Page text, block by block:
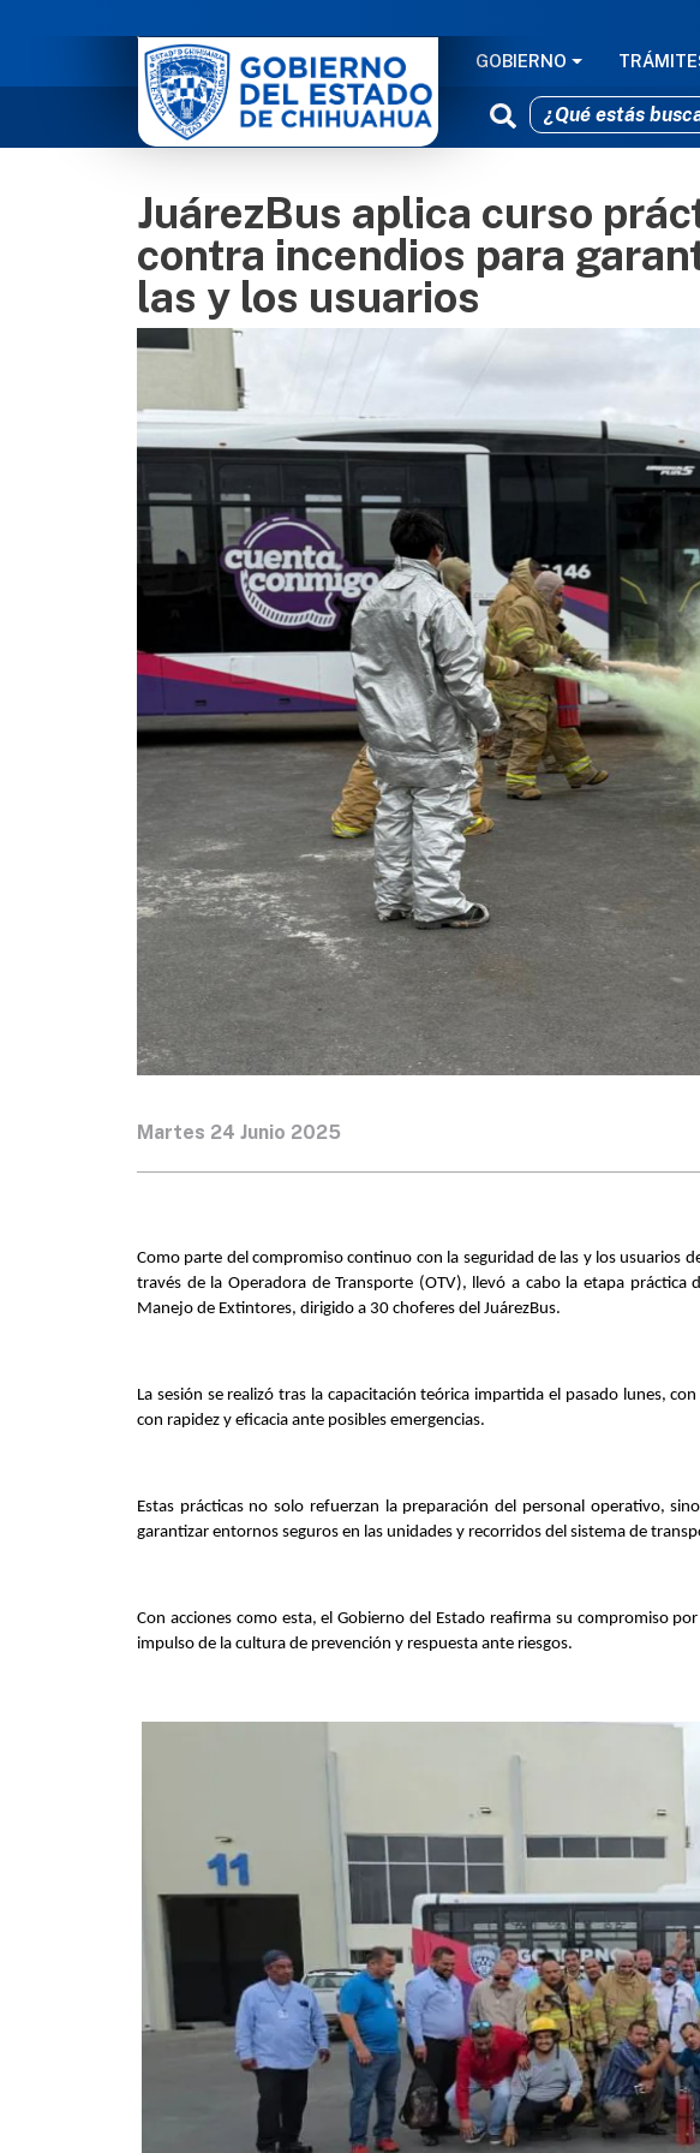
NAVEGACIÓN
GOBIERNO
JuárezBus aplica curso
contra incendios para
las y los usuarios
Martes 24 Junio 2025
Como parte del compromiso continuo con la seguridad de las y los usuarios
través de la Operadora de Transporte (OTV), llevó a cabo la etapa
Manejo de Extintores, dirigido a 30 choferes del JuárezBus.
La sesión se realizó tras la capacitación teórica impartida el pasado lunes,
con rapidez y eficacia ante posibles emergencias.
Estas prácticas no solo refuerzan la preparación del personal operativo,
garantizar entornos seguros en las unidades y recorridos del sistema de
Con acciones como esta, el Gobierno del Estado reafirma su compromiso
impulso de la cultura de prevención y respuesta ante riesgos.